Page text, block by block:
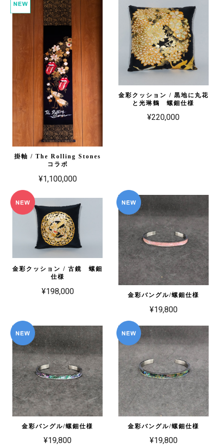
掛軸 / The Rolling Stones
コラボ
¥1,100,000
金彩クッション / 黒地に丸花
と光琳鶴 螺鈿仕様
¥220,000
金彩クッション / 古鏡 螺鈿
仕様
¥198,000 金彩バングル/螺鈿仕様
¥19,800
金彩バングル/螺鈿仕様
¥19,800
金彩バングル/螺鈿仕様
¥19,800